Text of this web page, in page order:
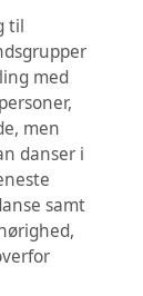
til
med
men
danser i
samt